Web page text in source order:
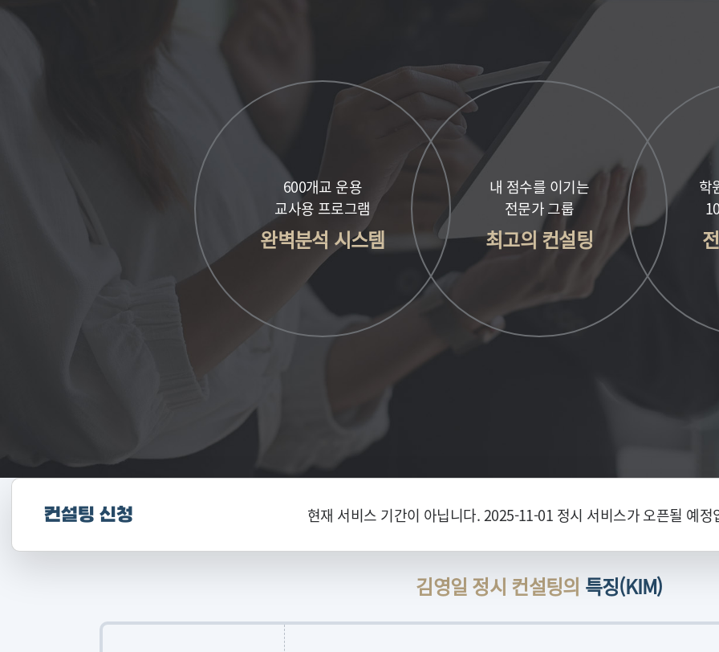
600개교 운용
교사용 프로그램
완벽분석 시스템
내 점수를 이기는
전문가 그룹
최고의 컨설팅
학
컨설팅 신청 현재 서비스 기간이 아닙니다. 2025-11-01 정시 서비스가 오픈될 예정
김영일 정시 컨설팅의 특징(KIM)